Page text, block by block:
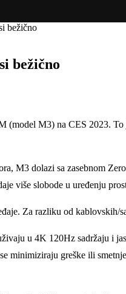
bežično
bežično
M3) na CES 2023.
M3 dolazi sa zasebnom
više slobode u uređenju
Za razliku od kablovskih/
u 4K 120Hz sadržaju i
minimiziraju greške ili